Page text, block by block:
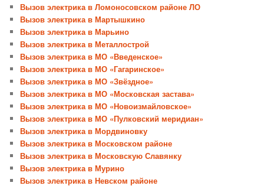
Вызов электрика в Ломоносовском районе ЛО
Вызов электрика в Мартышкино
Вызов электрика в Марьино
Вызов электрика в Металлострой
Вызов электрика в МО «Введенское»
Вызов электрика в МО «Гагаринское»
Вызов электрика в МО «Звёздное»
Вызов электрика в МО «Московская застава»
Вызов электрика в МО «Новоизмайловское»
Вызов электрика в МО «Пулковский меридиан»
Вызов электрика в Мордвиновку
Вызов электрика в Московском районе
Вызов электрика в Московскую Славянку
Вызов электрика в Мурино
Вызов электрика в Невском районе